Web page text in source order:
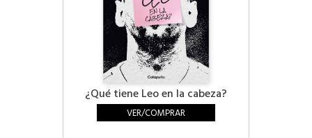
¿Qué tiene Leo en la cabeza?
VER/COMPRAR